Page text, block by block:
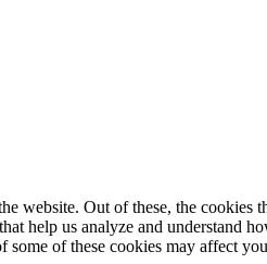
Out of these, the cookies
help us analyze and understand
of these cookies may affect